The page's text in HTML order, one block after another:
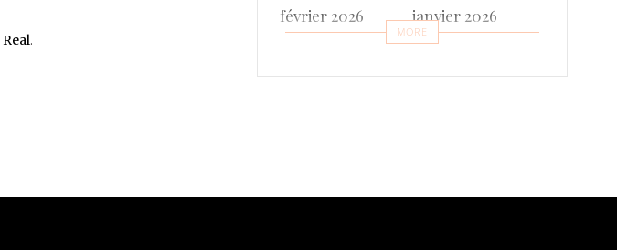
Real.
février 2026
janvier 2026
décembre 2025
novembre 2025
octobre 2025
septembre 2025
MORE